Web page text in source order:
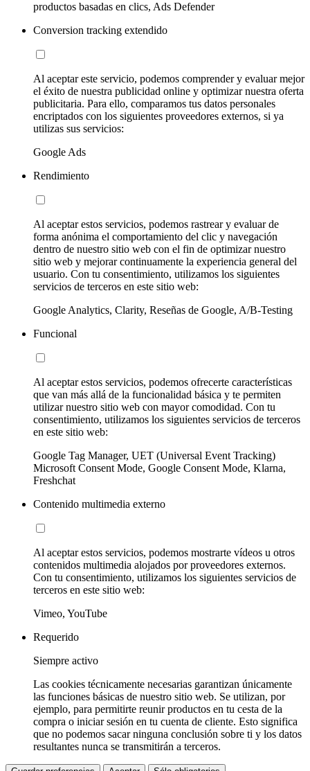
productos basadas en clics, Ads Defender
Conversion tracking extendido
Al aceptar este servicio, podemos comprender y evaluar mejor
el éxito de nuestra publicidad online y optimizar nuestra oferta
publicitaria. Para ello, comparamos tus datos personales
encriptados con los siguientes proveedores externos, si ya
utilizas sus servicios:
Google Ads
Rendimiento
Al aceptar estos servicios, podemos rastrear y evaluar de
forma anónima el comportamiento del clic y navegación
dentro de nuestro sitio web con el fin de optimizar nuestro
sitio web y mejorar continuamente la experiencia general del
usuario. Con tu consentimiento, utilizamos los siguientes
servicios de terceros en este sitio web:
Google Analytics, Clarity, Reseñas de Google, A/B-Testing
Funcional
Al aceptar estos servicios, podemos ofrecerte características
que van más allá de la funcionalidad básica y te permiten
utilizar nuestro sitio web con mayor comodidad. Con tu
consentimiento, utilizamos los siguientes servicios de terceros
en este sitio web:
Google Tag Manager, UET (Universal Event Tracking)
Microsoft Consent Mode, Google Consent Mode, Klarna,
Freshchat
Contenido multimedia externo
Al aceptar estos servicios, podemos mostrarte vídeos u otros
contenidos multimedia alojados por proveedores externos.
Con tu consentimiento, utilizamos los siguientes servicios de
terceros en este sitio web:
Vimeo, YouTube
Requerido
Siempre activo
Las cookies técnicamente necesarias garantizan únicamente
las funciones básicas de nuestro sitio web. Se utilizan, por
ejemplo, para permitirte reunir productos en tu cesta de la
compra o iniciar sesión en tu cuenta de cliente. Esto significa
que no podemos sacar ninguna conclusión sobre ti y los datos
resultantes nunca se transmitirán a terceros.